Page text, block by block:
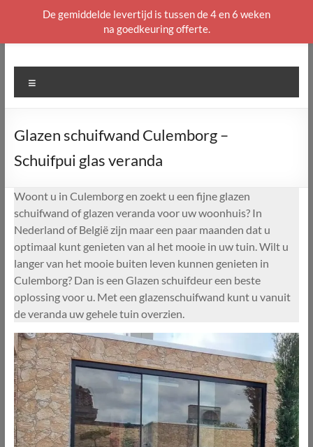
naar
Glazen schuifwand Culemborg –
Schuifpui glas veranda
Woont u in Culemborg en zoekt u een fijne glazen
schuifwand of glazen veranda voor uw woonhuis? In
Nederland of België zijn maar een paar maanden dat u
optimaal kunt genieten van al het mooie in uw tuin. Wilt u
langer van het mooie buiten leven kunnen genieten in
Culemborg? Dan is een Glazen schuifdeur een beste
oplossing voor u. Met een glazenschuifwand kunt u vanuit
de veranda uw gehele tuin overzien.
De gemiddelde levertijd is tussen de 4 en 6 weken
na goedkeuring offerte.